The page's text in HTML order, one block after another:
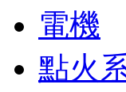
電機
點火